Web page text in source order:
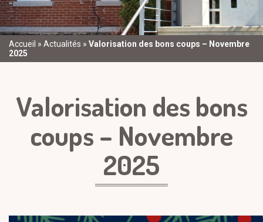
Accueil » Actualités » Valorisation des bons coups – Novembre
2025
Valorisation des bons
coups – Novembre
2025